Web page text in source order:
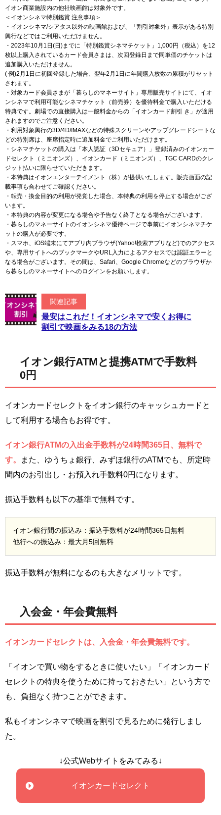
イオン商業施設内の他社映画館は対象外です。
＜イオンシネマ特別鑑賞 注意事項＞
・イオンシネマ/シアタス以外の映画館および、「割引対象外」表示がある特別
興行などではご利用いただけません。
・2023年10月1日(日)までに「特別鑑賞シネマチケット」1,000円（税込）を12
枚以上購入されているカード会員さまは、次回登録日まで同単価のチケットは
追加購入いただけません。
( 例)2月1日に初回登録した場合、翌年2月1日に年間購入枚数の累積がリセット
されます。
・対象カード会員さまが「暮らしのマネーサイト」専用販売サイトにて、イオ
ンシネマで利用可能なシネマチケット（前売券）を優待料金で購入いただける
特典です。劇場での直接購入は一般料金からの「イオンカード割引 き」が適用
されますのでご注意ください。
・利用対象興行の3D/4D/IMAXなどの特殊スクリーンやアップグレードシートな
どの特別席は、座席指定時に追加料金でご利用いただけます。
・シネマチケットの購入は「本人認証（3Dセキュア）」登録済みのイオンカー
ドセレクト（ミニオンズ）、イオンカード（ミニオンズ）、TGC CARDのクレ
ジット払いに限らせていただきます。
・本特典はイオンエンターテイメント（株）が提供いたします。販売画面の記
載事項も合わせてご確認ください。
・転売・換金目的の利用が発覚した場合、本特典の利用を停止する場合がござ
います。
・本特典の内容が変更になる場合や予告なく終了となる場合がございます。
・暮らしのマネーサイトのイオンシネマ優待ページで事前にイオンシネマチケ
ットの購入が必要です。
・スマホ、iOS端末にてアプリ内ブラウザ(Yahoo!検索アプリなど)でのアクセス
や、専用サイトへのブックマークやURL入力によるアクセスでは認証エラーと
なる場合がございます。その間は、Safari、Google Chromeなどのブラウザか
ら暮らしのマネーサイトへのログインをお願いします。
関連記事
最安はこれだ！イオンシネマで安くお得に
割引で映画をみる18の方法
イオン銀行ATMと提携ATMで手数料
0円
イオンカードセレクトをイオン銀行のキャッシュカードと
して利用する場合もお得です。
イオン銀行ATMの入出金手数料が24時間365日、無料で
す。
また、ゆうちょ銀行、みずほ銀行のATMでも、所定時
間内のお引出し・お預入れ手数料0円になります。
振込手数料も以下の基準で無料です。
イオン銀行間の振込み：振込手数料が24時間365日無料
他行への振込み：最大月5回無料
振込手数料が無料になるのも大きなメリットです。
入会金・年会費無料
イオンカードセレクトは、入会金・年会費無料です。
「イオンで買い物をするときに使いたい」「イオンカード
セレクトの特典を使うために持っておきたい」という方で
も、負担なく持つことができます。
私もイオンシネマで映画を割引で見るために発行しまし
た。
↓公式Webサイトをみてみる↓
イオンカードセレクト